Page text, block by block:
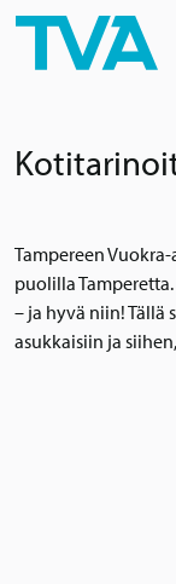
Skip to content
Tampereen
puolilla
– ja hyvä niin! Tällä
asukkaisiin ja